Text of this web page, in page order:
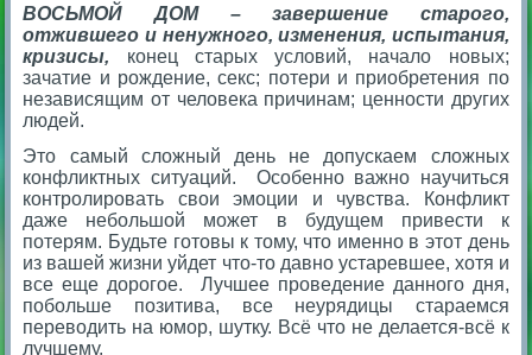
ВОСЬМОЙ ДОМ – завершение старого,
отжившего и ненужного, изменения, испытания,
кризисы, конец старых условий, начало новых;
зачатие и рождение, секс; потери и приобретения по
независящим от человека причинам; ценности других
людей.
Это самый сложный день не допускаем сложных
конфликтных ситуаций. Особенно важно научиться
контролировать свои эмоции и чувства. Конфликт
даже небольшой может в будущем привести к
потерям. Будьте готовы к тому, что именно в этот день
из вашей жизни уйдет что-то давно устаревшее, хотя и
все еще дорогое. Лучшее проведение данного дня,
побольше позитива, все неурядицы стараемся
переводить на юмор, шутку. Всё что не делается-всё к
лучшему.